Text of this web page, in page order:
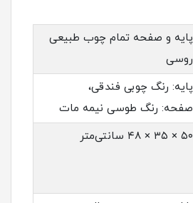
پایه و صفحه تمام چوب طبیعی
روسی
پایه: رنگ چوبی فندقی،
صفحه: رنگ طوسی نیمه مات
۵۰ × ۳۵ × ۴۸ سانتی‌متر